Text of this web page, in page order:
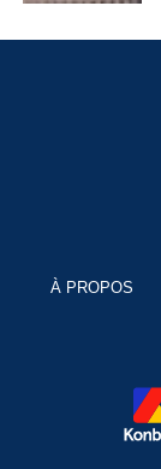
À PROPOS